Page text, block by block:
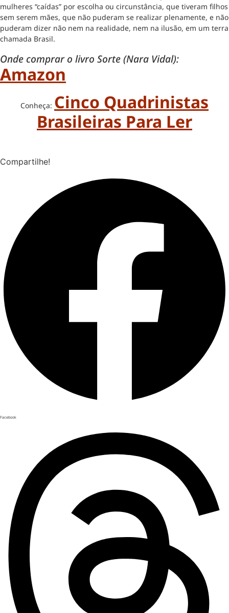
mulheres “caídas” por escolha ou circunstância, que tiveram filhos
sem serem mães, que não puderam se realizar plenamente, e não
puderam dizer não nem na realidade, nem na ilusão, em um terra
chamada Brasil.
Onde comprar o livro Sorte (Nara Vidal):
Amazon
Conheça: Cinco Quadrinistas
Brasileiras Para Ler
Compartilhe!
Facebook